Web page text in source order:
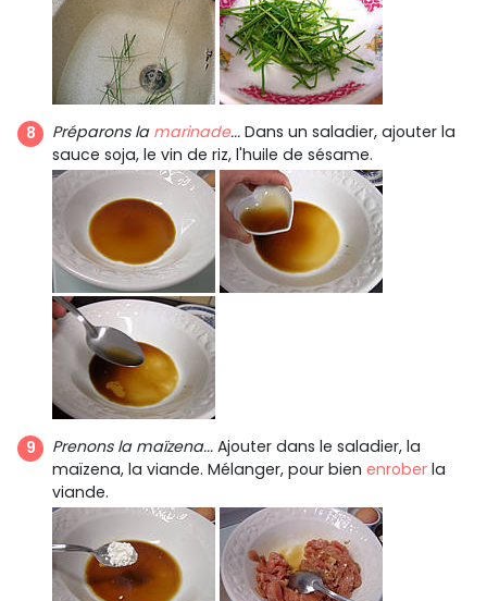
Préparons la marinade... Dans un saladier, ajouter la
sauce soja, le vin de riz, l'huile de sésame.
Prenons la maïzena... Ajouter dans le saladier, la
maïzena, la viande. Mélanger, pour bien enrober la
viande.